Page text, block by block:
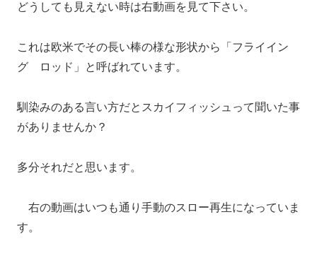
どうしても見えない時は右動画を見て下さい。
これは欧米でその長い棒の様な形状から「フライイン
グ ロッド」と呼ばれています。
馴染みのある言い方だとスカイフィッシュって聞いた事
がありませんか？
多分それだと思います。
右の動画はいつも通り手動のスロー再生になっていま
す。